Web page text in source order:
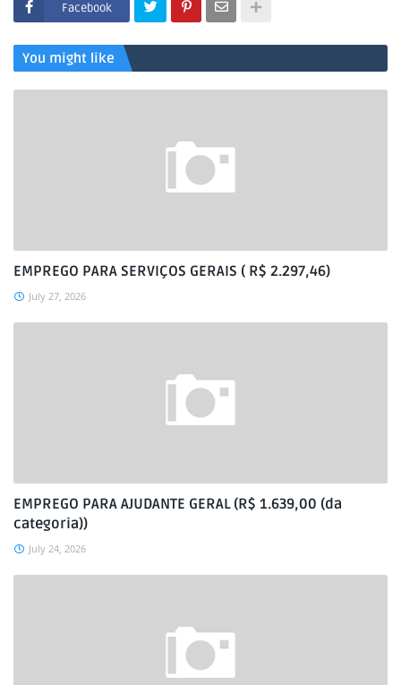
Facebook
You might like
EMPREGO PARA SERVIÇOS GERAIS ( R$ 2.297,46)
July 27, 2026
EMPREGO PARA AJUDANTE GERAL (R$ 1.639,00 (da
categoria))
July 24, 2026